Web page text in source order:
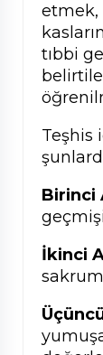
etmek,
tıbbi
Teşhis
Birinci
İkinci